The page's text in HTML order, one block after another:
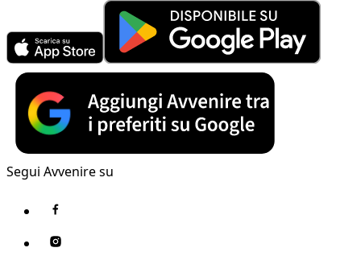
Segui Avvenire su